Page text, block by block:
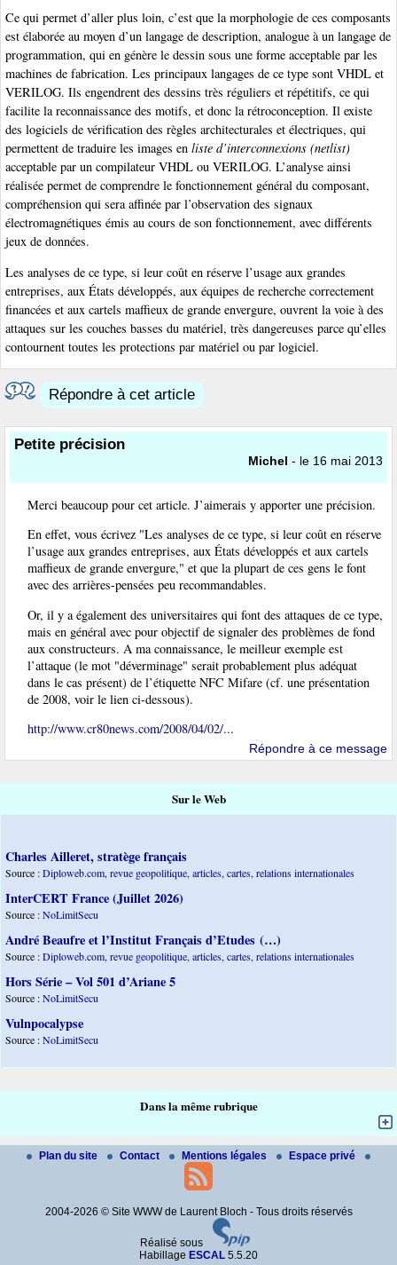
Ce qui permet d’aller plus loin, c’est que la morphologie de ces composants
est élaborée au moyen d’un langage de description, analogue à un langage de
programmation, qui en génère le dessin sous une forme acceptable par les
machines de fabrication. Les principaux langages de ce type sont VHDL et
VERILOG. Ils engendrent des dessins très réguliers et répétitifs, ce qui
facilite la reconnaissance des motifs, et donc la rétroconception. Il existe
des logiciels de vérification des règles architecturales et électriques, qui
permettent de traduire les images en liste d’interconnexions (netlist)
acceptable par un compilateur VHDL ou VERILOG. L’analyse ainsi
réalisée permet de comprendre le fonctionnement général du composant,
compréhension qui sera affinée par l’observation des signaux
électromagnétiques émis au cours de son fonctionnement, avec différents
jeux de données.
Les analyses de ce type, si leur coût en réserve l’usage aux grandes
entreprises, aux États développés, aux équipes de recherche correctement
financées et aux cartels maffieux de grande envergure, ouvrent la voie à des
attaques sur les couches basses du matériel, très dangereuses parce qu’elles
contournent toutes les protections par matériel ou par logiciel.
Répondre à cet article
Petite précision
Michel - le 16 mai 2013
Merci beaucoup pour cet article. J’aimerais y apporter une précision.
En effet, vous écrivez "Les analyses de ce type, si leur coût en réserve
l’usage aux grandes entreprises, aux États développés et aux cartels
maffieux de grande envergure," et que la plupart de ces gens le font
avec des arrières-pensées peu recommandables.
Or, il y a également des universitaires qui font des attaques de ce type,
mais en général avec pour objectif de signaler des problèmes de fond
aux constructeurs. A ma connaissance, le meilleur exemple est
l’attaque (le mot "déverminage" serait probablement plus adéquat
dans le cas présent) de l’étiquette NFC Mifare (cf. une présentation
de 2008, voir le lien ci-dessous).
http://www.cr80news.com/2008/04/02/...
Répondre à ce message
Sur le Web
Charles Ailleret, stratège français
Source :Diploweb.com, revue geopolitique, articles, cartes, relations internationales
InterCERT France (Juillet 2026)
Source :NoLimitSecu
André Beaufre et l’Institut Français d’Etudes (…)
Source :Diploweb.com, revue geopolitique, articles, cartes, relations internationales
Hors Série – Vol 501 d’Ariane 5
Source :NoLimitSecu
Vulnpocalypse
Source :NoLimitSecu
Dans la même rubrique
Plan du site Contact Mentions légales Espace privé
2004-2026 © Site WWW de Laurent Bloch - Tous droits réservés
Réalisé sous
Habillage ESCAL 5.5.20